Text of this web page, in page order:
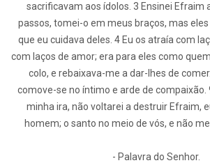
sacrificavam aos ídolos. 3 Ensinei Efraim
passos, tomei-o em meus braços, mas
que eu cuidava deles. 4 Eu os atraía com
com laços de amor; era para eles como
colo, e rebaixava-me a dar-lhes de
comove-se no íntimo e arde de compaixão.
minha ira, não voltarei a destruir Efraim,
homem; o santo no meio de vós, e não
- Palavra do Senhor.